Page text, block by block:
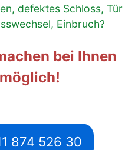
defektes Schloss, Tür
Einbruch?
bei Ihnen
874 526 30